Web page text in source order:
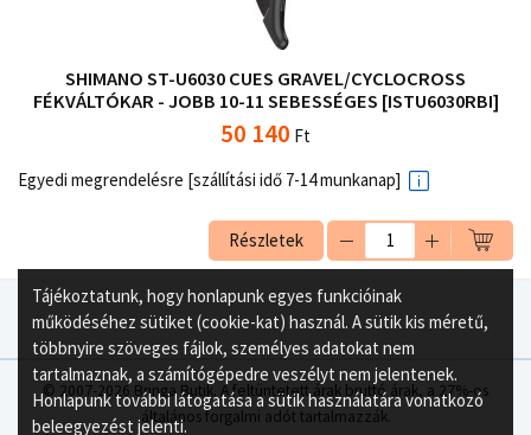
SHIMANO ST-U6030 CUES GRAVEL/CYCLOCROSS
FÉKVÁLTÓKAR - JOBB 10-11 SEBESSÉGES [ISTU6030RBI]
50 140 Ft
Egyedi megrendelésre [szállítási idő 7-14 munkanap]
Részletek
© 2007-2026 Bringa Butik. A feltüntetett árak bruttó árak, a 27%-os
általános forgalmi adót tartalmazzák.
Tájékoztatunk, hogy honlapunk egyes funkcióinak
működéséhez sütiket (cookie-kat) használ. A sütik kis méretű,
többnyire szöveges fájlok, személyes adatokat nem
tartalmaznak, a számítógépedre veszélyt nem jelentenek.
Honlapunk további látogatása a sütik használatára vonatkozó
beleegyezést jelenti.